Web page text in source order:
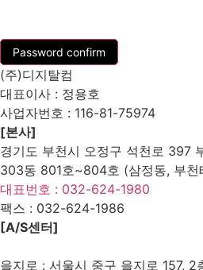
Password confirm
(주)디지탈컴
대표이사 : 정용호
사업자번호 : 116-81-75974
[본사]
경기도 부천시 오정구 석천로 397
303동 801호~804호 (삼정동, 부천
대표번호 : 032-624-1980
팩스 : 032-624-1986
[A/S센터]
을지로 : 서울시 중구 을지로 157,